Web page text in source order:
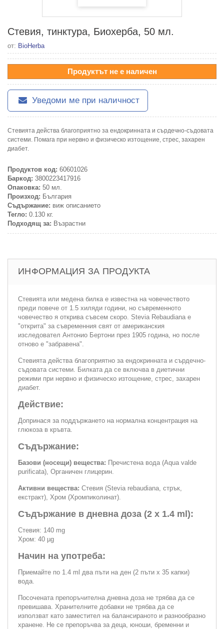
Стевия, тинктура, Биохерба, 50 мл.
от: BioHerba
Продуктът не е наличен
Уведоми ме при наличност
Стевията действа благоприятно за ендокринната и сърдечно-съдовата
системи. Помага при нервно и физическо изтощение, стрес, захарен
диабет.
Продуктов код: 60601026
Баркод: 3800223417916
Опаковка: 50 мл.
Произход: България
Съдържание: виж описанието
Тегло: 0.130 кг.
Подходящ за: Възрастни
ИНФОРМАЦИЯ ЗА ПРОДУКТА
Стевията или медена билка е известна на човечеството
преди повече от 1.5 хиляди години, но съвременното
човечество я открива съвсем скоро. Stevia Rebaudiana е
"открита" за съвременния свят от американския
изследовател Антонио Бертони през 1905 година, но после
отново е "забравена".
Стевията действа благоприятно за ендокринната и сърдечно-
съдовата системи. Билката да се включва в диетични
режими при нервно и физическо изтощение, стрес, захарен
диабет.
Действие:
Допринася за поддържането на нормална концентрация на
глюкоза в кръвта.
Съдържание:
Базови (носещи) вещества: Пречистена вода (Aqua valde
purificata), Органичен глицерин.
Активни вещества: Стевия (Stevia rebaudiana, стрък,
екстракт), Хром (Хромпиколинат).
Съдържание в дневна доза (2 x 1.4 ml):
Стевия: 140 mg
Хром: 40 µg
Начин на употреба:
Приемайте по 1.4 ml два пъти на ден (2 пъти х 35 капки)
вода.
Посочената препоръчителна дневна доза не трябва да се
превишава. Хранителните добавки не трябва да се
използват като заместител на балансираното и разнообразно
хранене. Не се препоръчва за деца, юноши, бременни и